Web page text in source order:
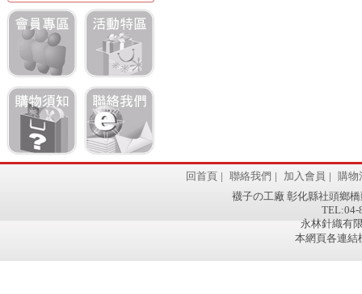
回首頁 | 聯絡我們 | 加入會員 | 購物
襪子の工廠 彰化縣社頭鄉
TEL:04-
永林針織有
本網頁各連結